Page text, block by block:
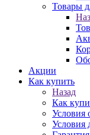
Товары
Акции
Как купить
Назад
Как
Условия
Условия